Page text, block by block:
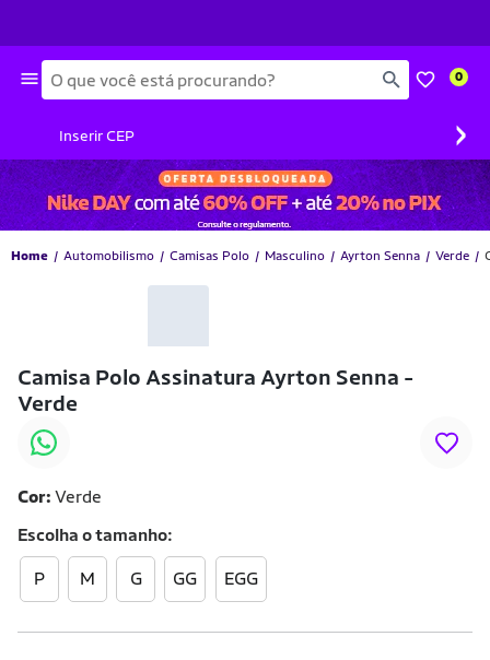
Busca 0
Inserir CEP ›
Home Automobilismo Camisas Polo Masculino Ayrton Senna Verde
Camisa Polo Assinatura Ayrton Senna -
Verde
Cor: Verde
Escolha otamanho
P M G GG EGG